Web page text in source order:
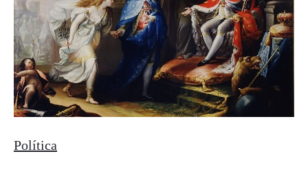
Política